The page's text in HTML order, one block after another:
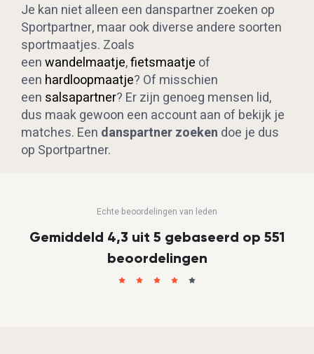
Je kan niet alleen een danspartner zoeken op
Sportpartner, maar ook diverse andere soorten
sportmaatjes. Zoals
eenwandelmaatje,fietsmaatje of
een hardloopmaatje? Of misschien
een salsapartner? Er zijn genoeg mensen lid,
dus maak gewoon een account aan of bekijk je
matches. Een danspartner zoeken doe je dus
op Sportpartner.
Echte beoordelingen van leden
Gemiddeld 4,3 uit 5 gebaseerd op 551
beoordelingen